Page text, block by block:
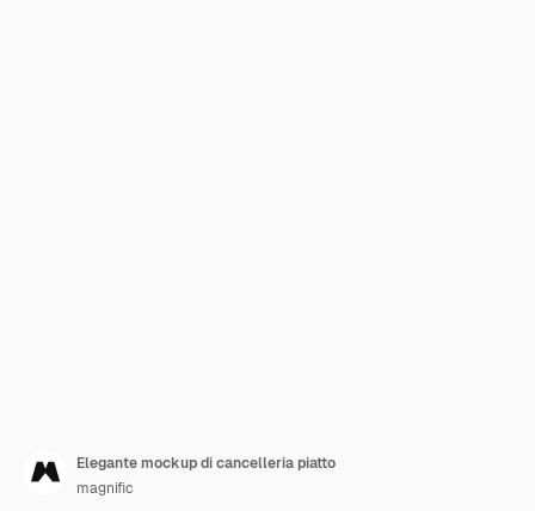
Elegante mockup di cancelleria piatto
magnific